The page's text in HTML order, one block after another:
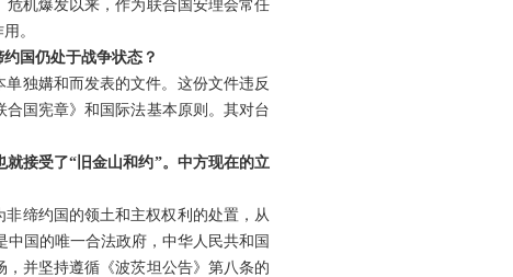
机爆发以来，作为联合国安理会常任
。
国仍处于战争状态？
独媾和而发表的文件。这份文件违反
国宪章》和国际法基本原则。其对台
接受了“旧金山和约”。中方现在的立
缔约国的领土和主权权利的处置，从
中国的唯一合法政府，中华人民共和国
并坚持遵循《波茨坦公告》第八条的